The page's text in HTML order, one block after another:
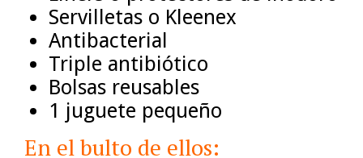
Servilletas o Kleenex
Antibacterial
Triple antibiótico
Bolsas reusables
1 juguete pequeño
En el bulto de ellos: